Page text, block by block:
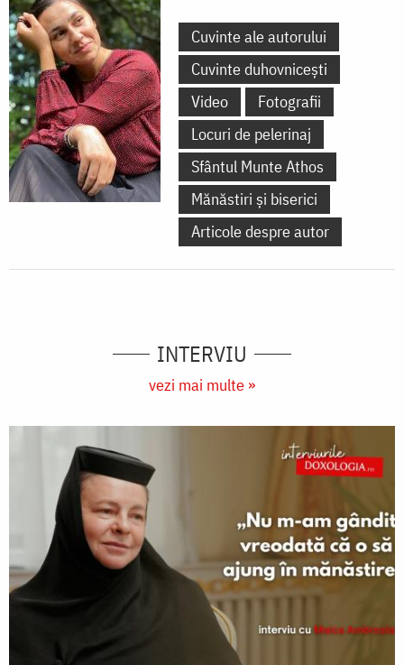
Cuvinte ale autorului
Cuvinte duhovnicești
Video
Fotografii
Locuri de pelerinaj
Sfântul Munte Athos
Mănăstiri și biserici
Articole despre autor
INTERVIU
vezi mai multe »